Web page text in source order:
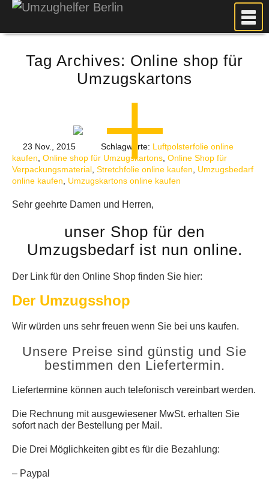
PREISE
ANFRAGE
FOTOS
WEITERE DIENSTLEISTUNGEN
AKTUELLES
BLOG
UMZUGSKOSTEN RECHNER
KUNDENMEINUNGEN
Tag Archives: Online shop für
Umzugskartons
23 Nov., 2015 Schlagworte: Luftpolsterfolie online
kaufen Online shop für Umzugskartons Online Shop für
Verpackungsmaterial Stretchfolie online kaufen
Umzugsbedarf
online kaufen
Umzugskartons online kaufen
Sehr geehrte Damen und Herren,
unser Shop für den
Umzugsbedarf ist nun online.
Der Link für den Online Shop finden Sie hier:
Der Umzugsshop
Wir würden uns sehr freuen wenn Sie bei uns kaufen.
Unsere Preise sind günstig und Sie
bestimmen den Liefertermin.
Liefertermine können auch telefonisch vereinbart werden.
Die Rechnung mit ausgewiesener MwSt. erhalten Sie
sofort nach der Bestellung per Mail.
Die Drei Möglichkeiten gibt es für die Bezahlung:
– Paypal